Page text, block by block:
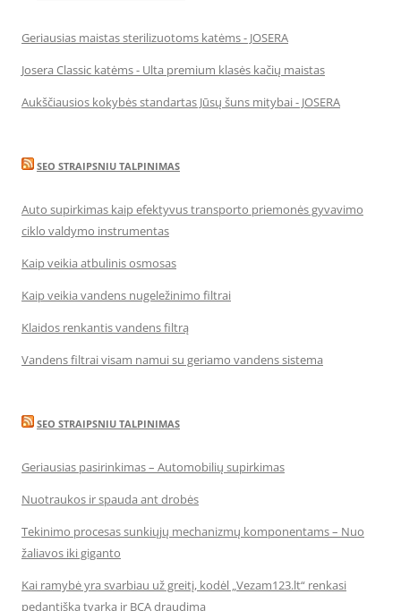
Geriausias maistas sterilizuotoms katėms - JOSERA
Josera Classic katėms - Ulta premium klasės kačių maistas
Aukščiausios kokybės standartas Jūsų šuns mitybai - JOSERA
SEO STRAIPSNIU TALPINIMAS
Auto supirkimas kaip efektyvus transporto priemonės gyvavimo
ciklo valdymo instrumentas
Kaip veikia atbulinis osmosas
Kaip veikia vandens nugeležinimo filtrai
Klaidos renkantis vandens filtrą
Vandens filtrai visam namui su geriamo vandens sistema
SEO STRAIPSNIU TALPINIMAS
Geriausias pasirinkimas – Automobilių supirkimas
Nuotraukos ir spauda ant drobės
Tekinimo procesas sunkiųjų mechanizmų komponentams – Nuo
žaliavos iki giganto
Kai ramybė yra svarbiau už greitį, kodėl „Vezam123.lt“ renkasi
pedantišką tvarką ir BCA draudimą